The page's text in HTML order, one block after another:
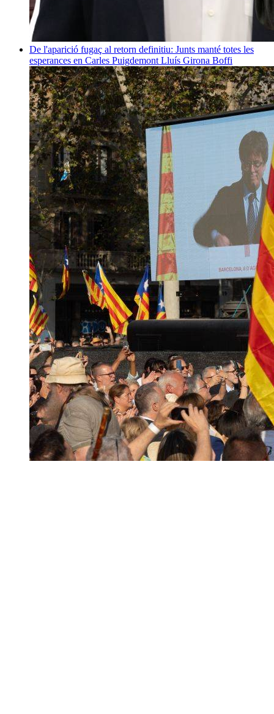
De l'aparició fugaç al retorn definitiu: Junts manté totes les
esperances en Carles Puigdemont Lluís Girona Boffi